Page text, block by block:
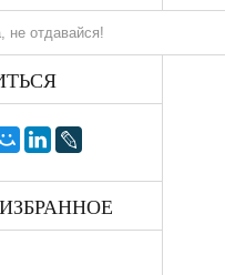
«Шведская история